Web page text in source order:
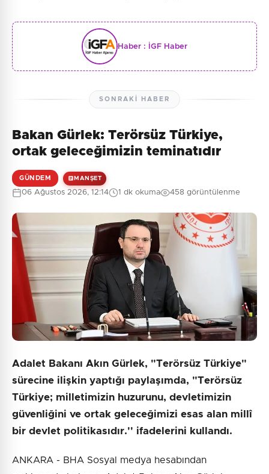
Haber : İGF Haber
SONRAKI HABER
Bakan Gürlek: Terörsüz Türkiye,
ortak geleceğimizin teminatıdır
GÜNDEM MANŞET
06 Ağustos 2026, 12:14 1 dk okuma 458 görüntülenme
Adalet Bakanı Akın Gürlek, "Terörsüz Türkiye"
sürecine ilişkin yaptığı paylaşımda, "Terörsüz
Türkiye; milletimizin huzurunu, devletimizin
güvenliğini ve ortak geleceğimizi esas alan millî
bir devlet politikasıdır.'' ifadelerini kullandı.
ANKARA - BHA Sosyal medya hesabından